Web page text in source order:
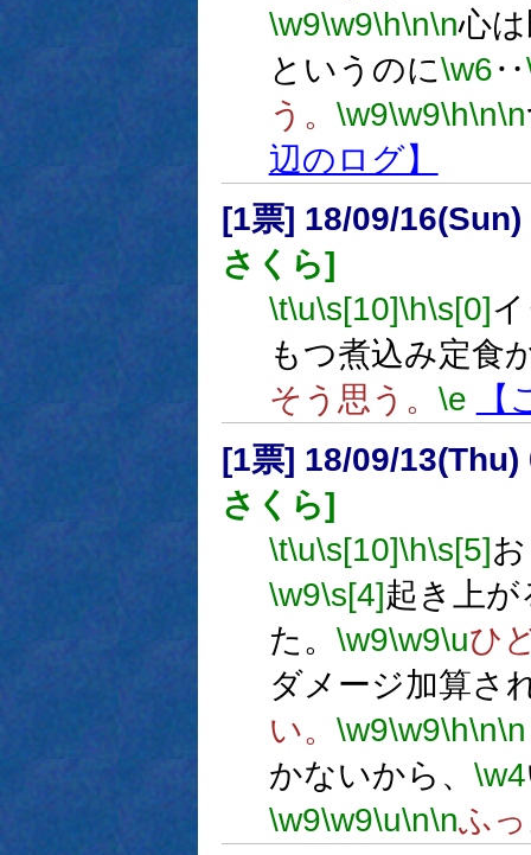
\w9\w9\h\n\n心
というのに\w6‥
う。 \w9\w9\h\n\n
辺のログ】
[1票] 18/09/
さくら]
\t\u\s[10]\h\s[0]
もつ煮込み定食
そう思う。 \e
[1票] 18/09/
さくら]
\t\u\s[10]\h\s[5]
\w9\s[4]起き上
た。 \w9\w9\uひ
ダメージ加算さ
い。 \w9\w9\h\n\n
かないから、 \w4
\w9\w9\u\n\nふ